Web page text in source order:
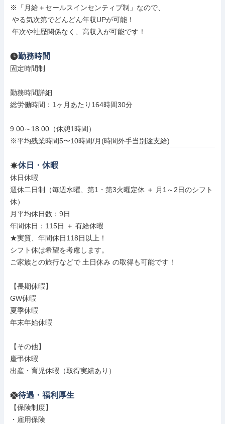
※「月給＋セールスインセンティブ制」なので、
年次や社歴関係なく、高収入が可能です！
勤務時間
固定時間制
勤務時間詳細
総労働時間：1ヶ月あたり164時間30分
9:00～18:00（休憩1時間）
※平均残業時間5〜10時間/月(時間外手当別途支給)
休日・休暇
休日休暇
週休二日制（毎週水曜、第1・第3火曜定休 ＋ 月1～2日のシフト
休）
月平均休日数：9日
年間休日：115日 ＋ 有給休暇
★実質、年間休日118日以上！
シフト休は希望を考慮します。
ご家族との旅行などで 土日休み の取得も可能です！
【長期休暇】
GW休暇
夏季休暇
年末年始休暇
【その他】
慶弔休暇
出産・育児休暇（取得実績あり）
待遇・福利厚生
【保険制度】
・雇用保険